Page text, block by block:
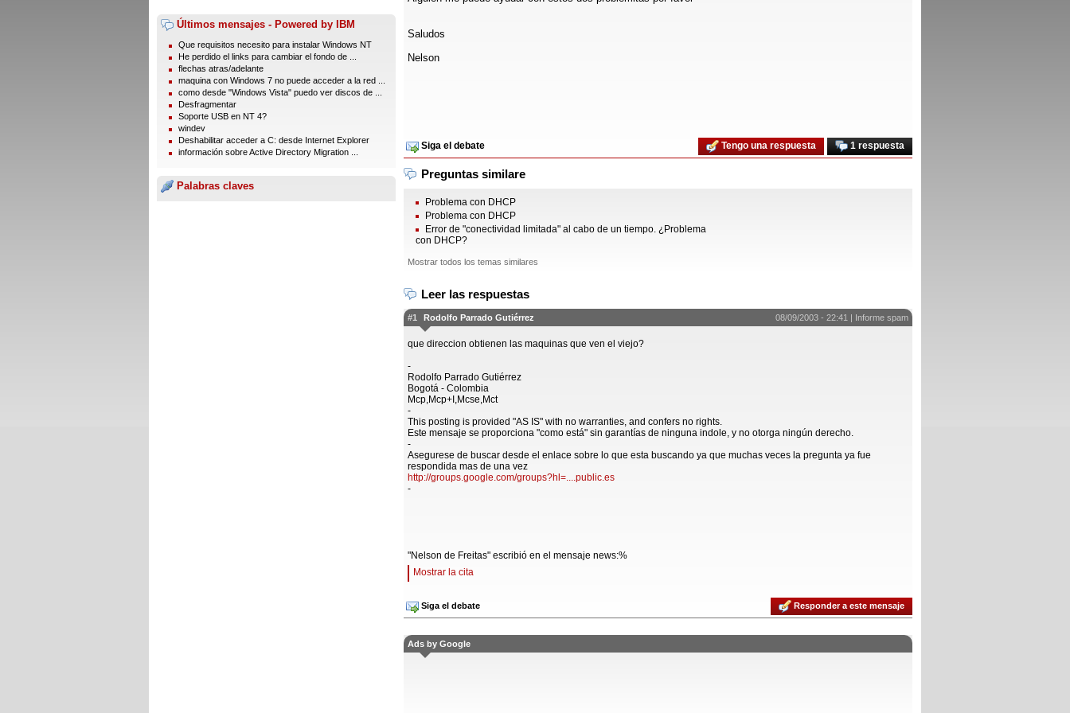
Últimos mensajes - Powered by IBM
Que requisitos necesito para instalar Windows NT
He perdido el links para cambiar el fondo de ...
flechas atras/adelante
maquina con Windows 7 no puede acceder a la red ...
como desde "Windows Vista" puedo ver discos de ...
Desfragmentar
Soporte USB en NT 4?
windev
Deshabilitar acceder a C: desde Internet Explorer
información sobre Active Directory Migration ...
Palabras claves
Saludos
Nelson
Siga el debate 1 respuesta
Tengo una respuesta
Preguntas similare
Problema con DHCP
Problema con DHCP
Error de "conectividad limitada" al cabo de un tiempo. ¿Problema
con DHCP?
Mostrar todos los temas similares
Leer las respuestas
#1 Rodolfo Parrado Gutiérrez 08/09/2003 - 22:41 | Informe spam
que direccion obtienen las maquinas que ven el viejo?
-
Rodolfo Parrado Gutiérrez
Bogotá - Colombia
Mcp,Mcp+I,Mcse,Mct
-
This posting is provided "AS IS" with no warranties, and confers no rights.
Este mensaje se proporciona "como está" sin garantías de ninguna indole, y no otorga ningún derecho.
-
Asegurese de buscar desde el enlace sobre lo que esta buscando ya que muchas veces la pregunta ya fue
respondida mas de una vez
http://groups.google.com/groups?hl=....public.es
-
"Nelson de Freitas" escribió en el mensaje news:%
Mostrar la cita
Siga el debate Responder a este mensaje
Ads by Google